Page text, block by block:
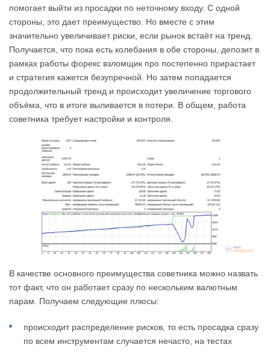
помогает выйти из просадки по неточному входу. С одной
стороны, это дает преимущество. Но вместе с этим
значительно увеличивает риски, если рынок встаёт на тренд.
Получается, что пока есть колебания в обе стороны, депозит в
рамках работы форекс взломщик про постепенно прирастает
и стратегия кажется безупречной. Но затем попадается
продолжительный тренд и происходит увеличение торгового
объёма, что в итоге выливается в потери. В общем, работа
советника требует настройки и контроля.
В качестве основного преимущества советника можно назвать
тот факт, что он работает сразу по нескольким валютным
парам. Получаем следующие плюсы:
происходит распределение рисков, то есть просадка сразу
по всем инструментам случается нечасто, на тестах